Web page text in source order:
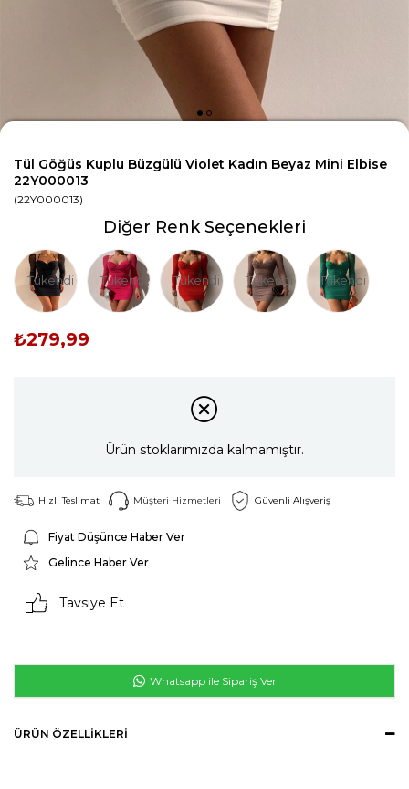
Tül Göğüs Kuplu Büzgülü Violet Kadın Beyaz Mini Elbise
22Y000013
(22Y000013)
Diğer Renk Seçenekleri
Tükendi Tükendi Tükendi Tükendi Tükendi
₺279,99
Ürün stoklarımızda kalmamıştır.
Hızlı Teslimat Müşteri Hizmetleri Güvenli Alışveriş
Fiyat Düşünce Haber Ver
Gelince Haber Ver
Tavsiye Et
Whatsapp ile Sipariş Ver
ÜRÜN ÖZELLIKLERI